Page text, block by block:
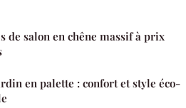
de salon en chêne massif à prix
en palette : confort et style éco-